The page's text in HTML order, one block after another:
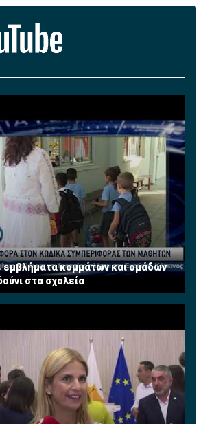
εμβλήματα κομμάτων και ομάδων
στα σχολεία